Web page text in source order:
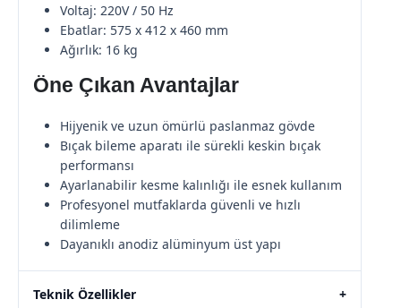
Voltaj: 220V / 50 Hz
Ebatlar: 575 x 412 x 460 mm
Ağırlık: 16 kg
Öne Çıkan Avantajlar
Hijyenik ve uzun ömürlü paslanmaz gövde
Bıçak bileme aparatı ile sürekli keskin bıçak
performansı
Ayarlanabilir kesme kalınlığı ile esnek kullanım
Profesyonel mutfaklarda güvenli ve hızlı
dilimleme
Dayanıklı anodiz alüminyum üst yapı
Teknik Özellikler +